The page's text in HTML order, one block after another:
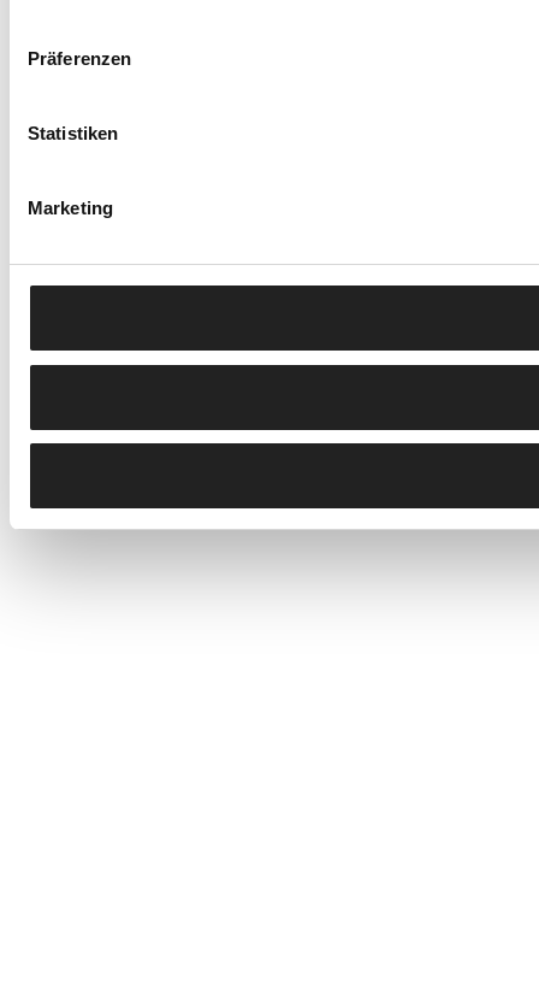
Präferenzen
Statistiken
Marketing